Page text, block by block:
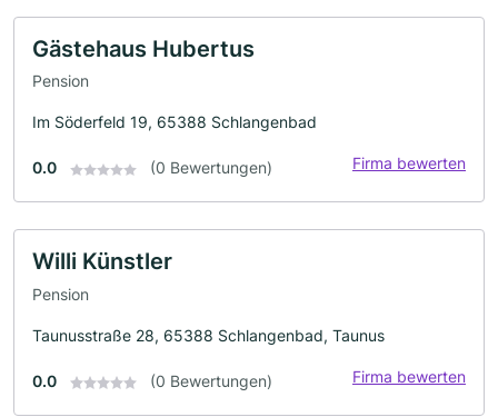
Gästehaus Hubertus
Pension
Im Söderfeld 19, 65388 Schlangenbad
0.0 (0 Bewertungen) Firma bewerten
Willi Künstler
Pension
Taunusstraße 28, 65388 Schlangenbad, Taunus
0.0 (0 Bewertungen) Firma bewerten